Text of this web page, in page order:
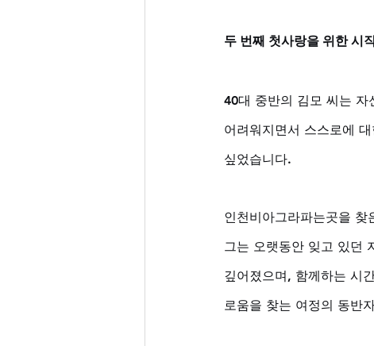
두 번째 첫사랑을 위한 시
40대 중반의 김모 씨는 자
어려워지면서 스스로에
싶었습니다.
인천비아그라파는곳을
그는 오랫동안 잊고 있던
깊어졌으며, 함께하는 시
로움을 찾는 여정의 동반